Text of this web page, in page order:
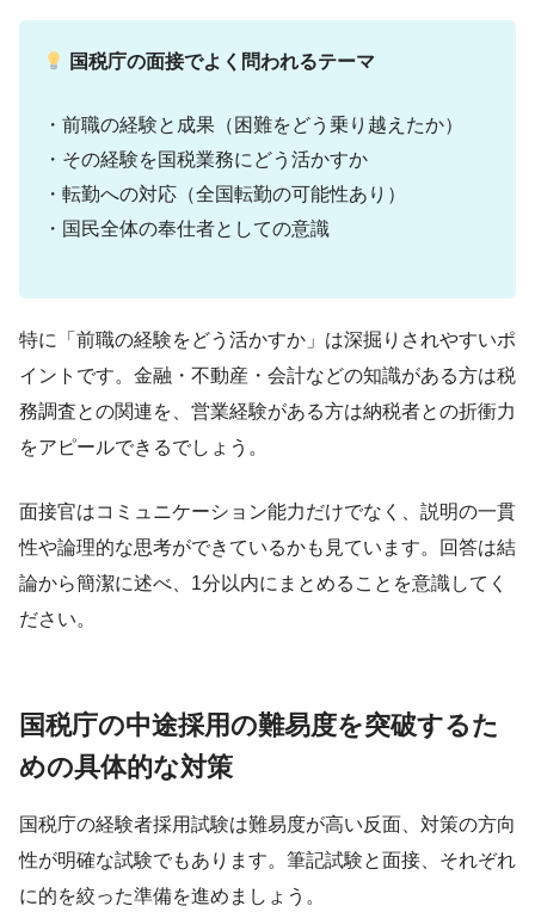
国税庁の面接でよく問われるテーマ
・前職の経験と成果（困難をどう乗り越えたか）
・その経験を国税業務にどう活かすか
・転勤への対応（全国転勤の可能性あり）
・国民全体の奉仕者としての意識
特に「前職の経験をどう活かすか」は深掘りされやすいポ
イントです。金融・不動産・会計などの知識がある方は税
務調査との関連を、営業経験がある方は納税者との折衝力
をアピールできるでしょう。
面接官はコミュニケーション能力だけでなく、説明の一貫
性や論理的な思考ができているかも見ています。回答は結
論から簡潔に述べ、1分以内にまとめることを意識してく
ださい。
国税庁の中途採用の難易度を突破するた
めの具体的な対策
国税庁の経験者採用試験は難易度が高い反面、対策の方向
性が明確な試験でもあります。筆記試験と面接、それぞれ
に的を絞った準備を進めましょう。